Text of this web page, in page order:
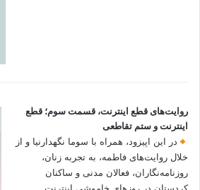
روایت‌های قطع اینترنت، قسمت سوم؛ قطع
اینترنت و ستم تقاطعی
در این اپیزود، همراه با سوما نگهدارنیا و از
خلال روایت‌های فاطمه، به تجربه زنان،
روزنامه‌نگاران، فعالان مدنی و ساکنان